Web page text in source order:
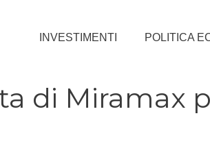
INVESTIMENTI POLITICA
di Miramax